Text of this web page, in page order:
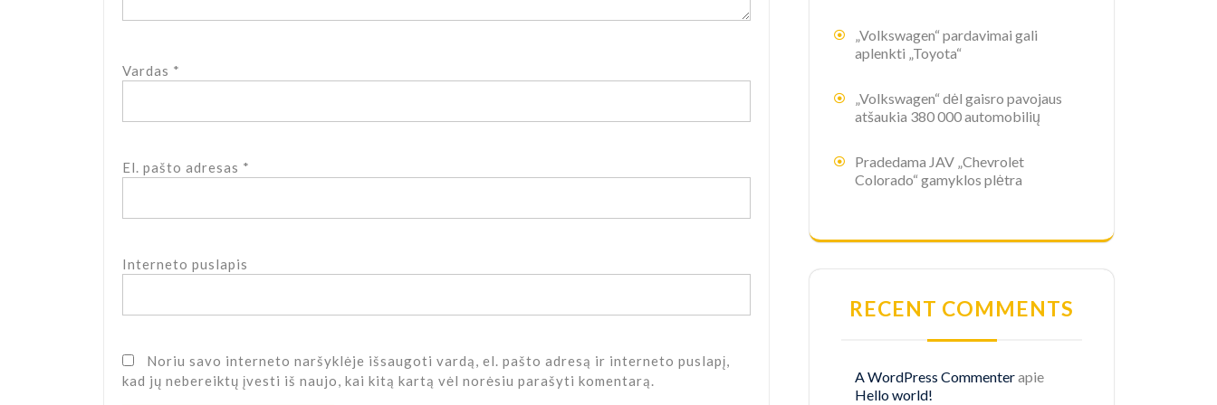
Vardas *
El. pašto adresas *
Interneto puslapis
Noriu savo interneto naršyklėje išsaugoti vardą, el. pašto adresą ir interneto puslapį,
kad jų nebereiktų įvesti iš naujo, kai kitą kartą vėl norėsiu parašyti komentarą.
„Volkswagen“ pardavimai gali
aplenkti „Toyota“
„Volkswagen“ dėl gaisro pavojaus
atšaukia 380 000 automobilių
Pradedama JAV „Chevrolet
Colorado“ gamyklos plėtra
RECENT COMMENTS
A WordPress Commenterapie
Hello world!